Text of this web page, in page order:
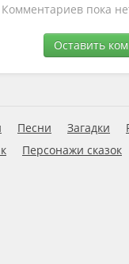
Комментариев пока
Оставить
Песни Загадки
Персонажи сказок